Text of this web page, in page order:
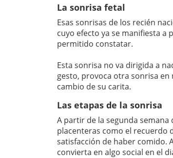
La sonrisa fetal
Esas sonrisas de los recién
cuyo efecto ya se manifiesta a
permitido constatar.
Esta sonrisa no va dirigida a
gesto, provoca otra sonrisa
cambio de su carita.
Las etapas de la sonrisa
A partir de la segunda
placenteras como el recuerdo
satisfacción de haber comido.
convierta en algo social en el